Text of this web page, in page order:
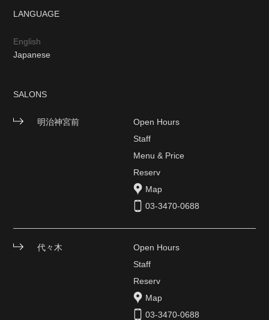
LANGUAGE
English
Japanese
SALONS
明治神宮前
Open Hours
Staff
Menu & Price
Reserv
Map
03-3470-0688
代々木
Open Hours
Staff
Reserv
Map
03-3470-0688